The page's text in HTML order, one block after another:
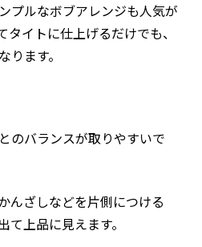
プルなボブアレンジも人気が
イトに仕上げるだけでも、
ます。
のバランスが取りやすいで
んざしなどを片側につける
て上品に見えます。